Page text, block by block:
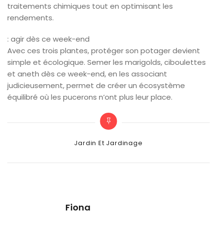
traitements chimiques tout en optimisant les
rendements.
: agir dès ce week-end
Avec ces trois plantes, protéger son potager devient
simple et écologique. Semer les marigolds, ciboulettes
et aneth dès ce week-end, en les associant
judicieusement, permet de créer un écosystème
équilibré où les pucerons n’ont plus leur place.
Categories
Jardin Et Jardinage
Fiona